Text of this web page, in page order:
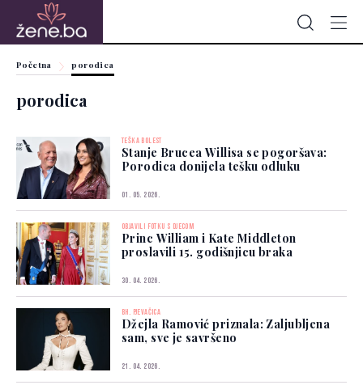
Početna porodica
porodica
TEŠKA BOLEST
Stanje Brucea Willisa se pogoršava:
Porodica donijela tešku odluku
01. 05. 2026.
OBJAVILI FOTKU S DJECOM
Princ William i Kate Middleton
proslavili 15. godišnjicu braka
30. 04. 2026.
BH. PJEVAČICA
Džejla Ramović priznala: Zaljubljena
sam, sve je savršeno
21. 04. 2026.